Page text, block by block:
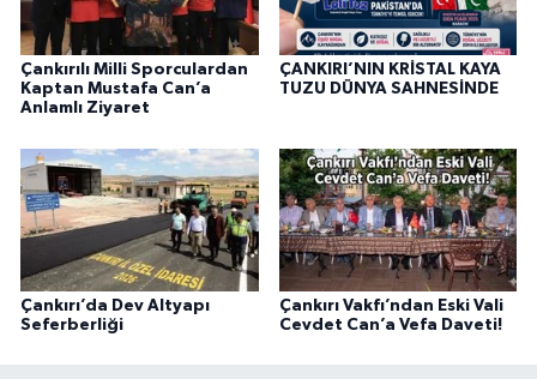
Çankırılı Milli Sporculardan
Kaptan Mustafa Can’a
Anlamlı Ziyaret
ÇANKIRI’NIN KRİSTAL KAYA
TUZU DÜNYA SAHNESİNDE
Çankırı’da Dev Altyapı
Seferberliği
Çankırı Vakfı’ndan Eski Vali
Cevdet Can’a Vefa Daveti!